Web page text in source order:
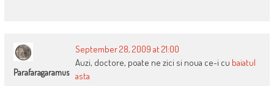
Parafaragaramus
September 28, 2009 at 21:00
Auzi, doctore, poate ne zici si noua ce-i cu baiatul
asta